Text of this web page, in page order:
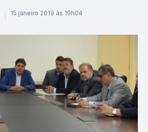
15 janeiro 2019 às 19h04